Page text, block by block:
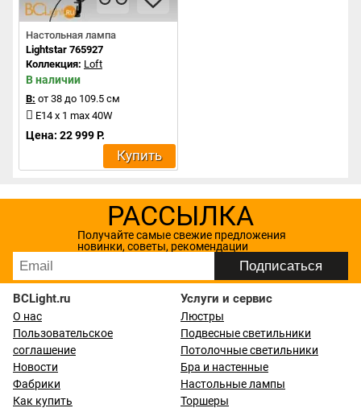
Настольная лампа
Lightstar 765927
Коллекция: Loft
В наличии
В: от 38 до 109.5 см
E14 x 1 max 40W
Цена: 22 999 Р.
Купить
РАССЫЛКА
Получайте самые свежие предложения
новинки, советы, рекомендации
BCLight.ru
О нас
Пользовательское
соглашение
Новости
Фабрики
Как купить
Услуги и сервис
Люстры
Подвесные светильники
Потолочные светильники
Бра и настенные
Настольные лампы
Торшеры